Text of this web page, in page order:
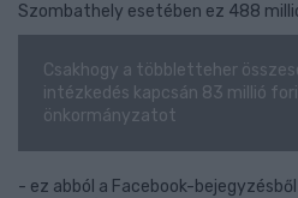
Szombathely esetében ez 488
Csakhogy a többletteher
intézkedés kapcsán 83 millió
önkormányzatot
- ez abból a Facebook-